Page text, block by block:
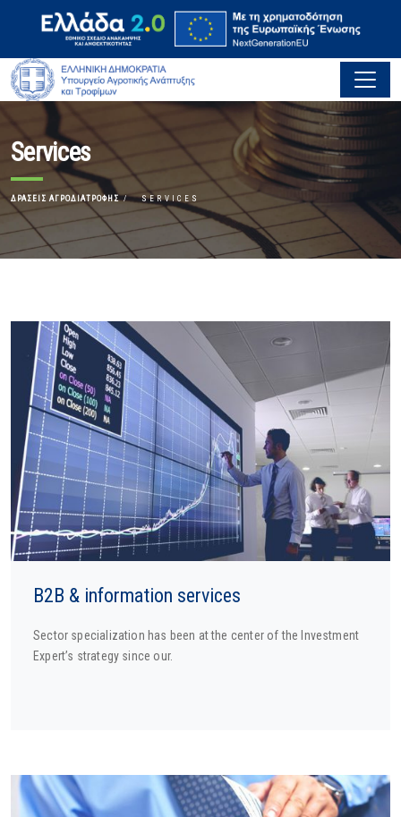
Services
ΔΡΆΣΕΙΣ ΑΓΡΟΔΙΑΤΡΟΦΉΣ SERVICES
B2B & information services
Sector specialization has been at the center of the Investment
Expert’s strategy since our.